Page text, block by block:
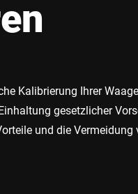
Kalibrierung Ihrer
gesetzlicher
und die